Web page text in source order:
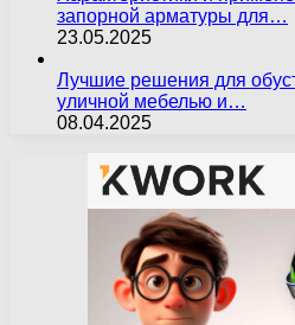
запорной арматуры для…
23.05.2025
Лучшие решения для
уличной мебелью и…
08.04.2025